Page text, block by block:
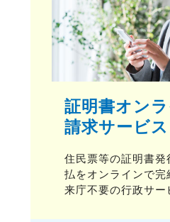
証明書オン
請求サービス
住民票等の証明書発
払をオンラインで完
来庁不要の行政サー